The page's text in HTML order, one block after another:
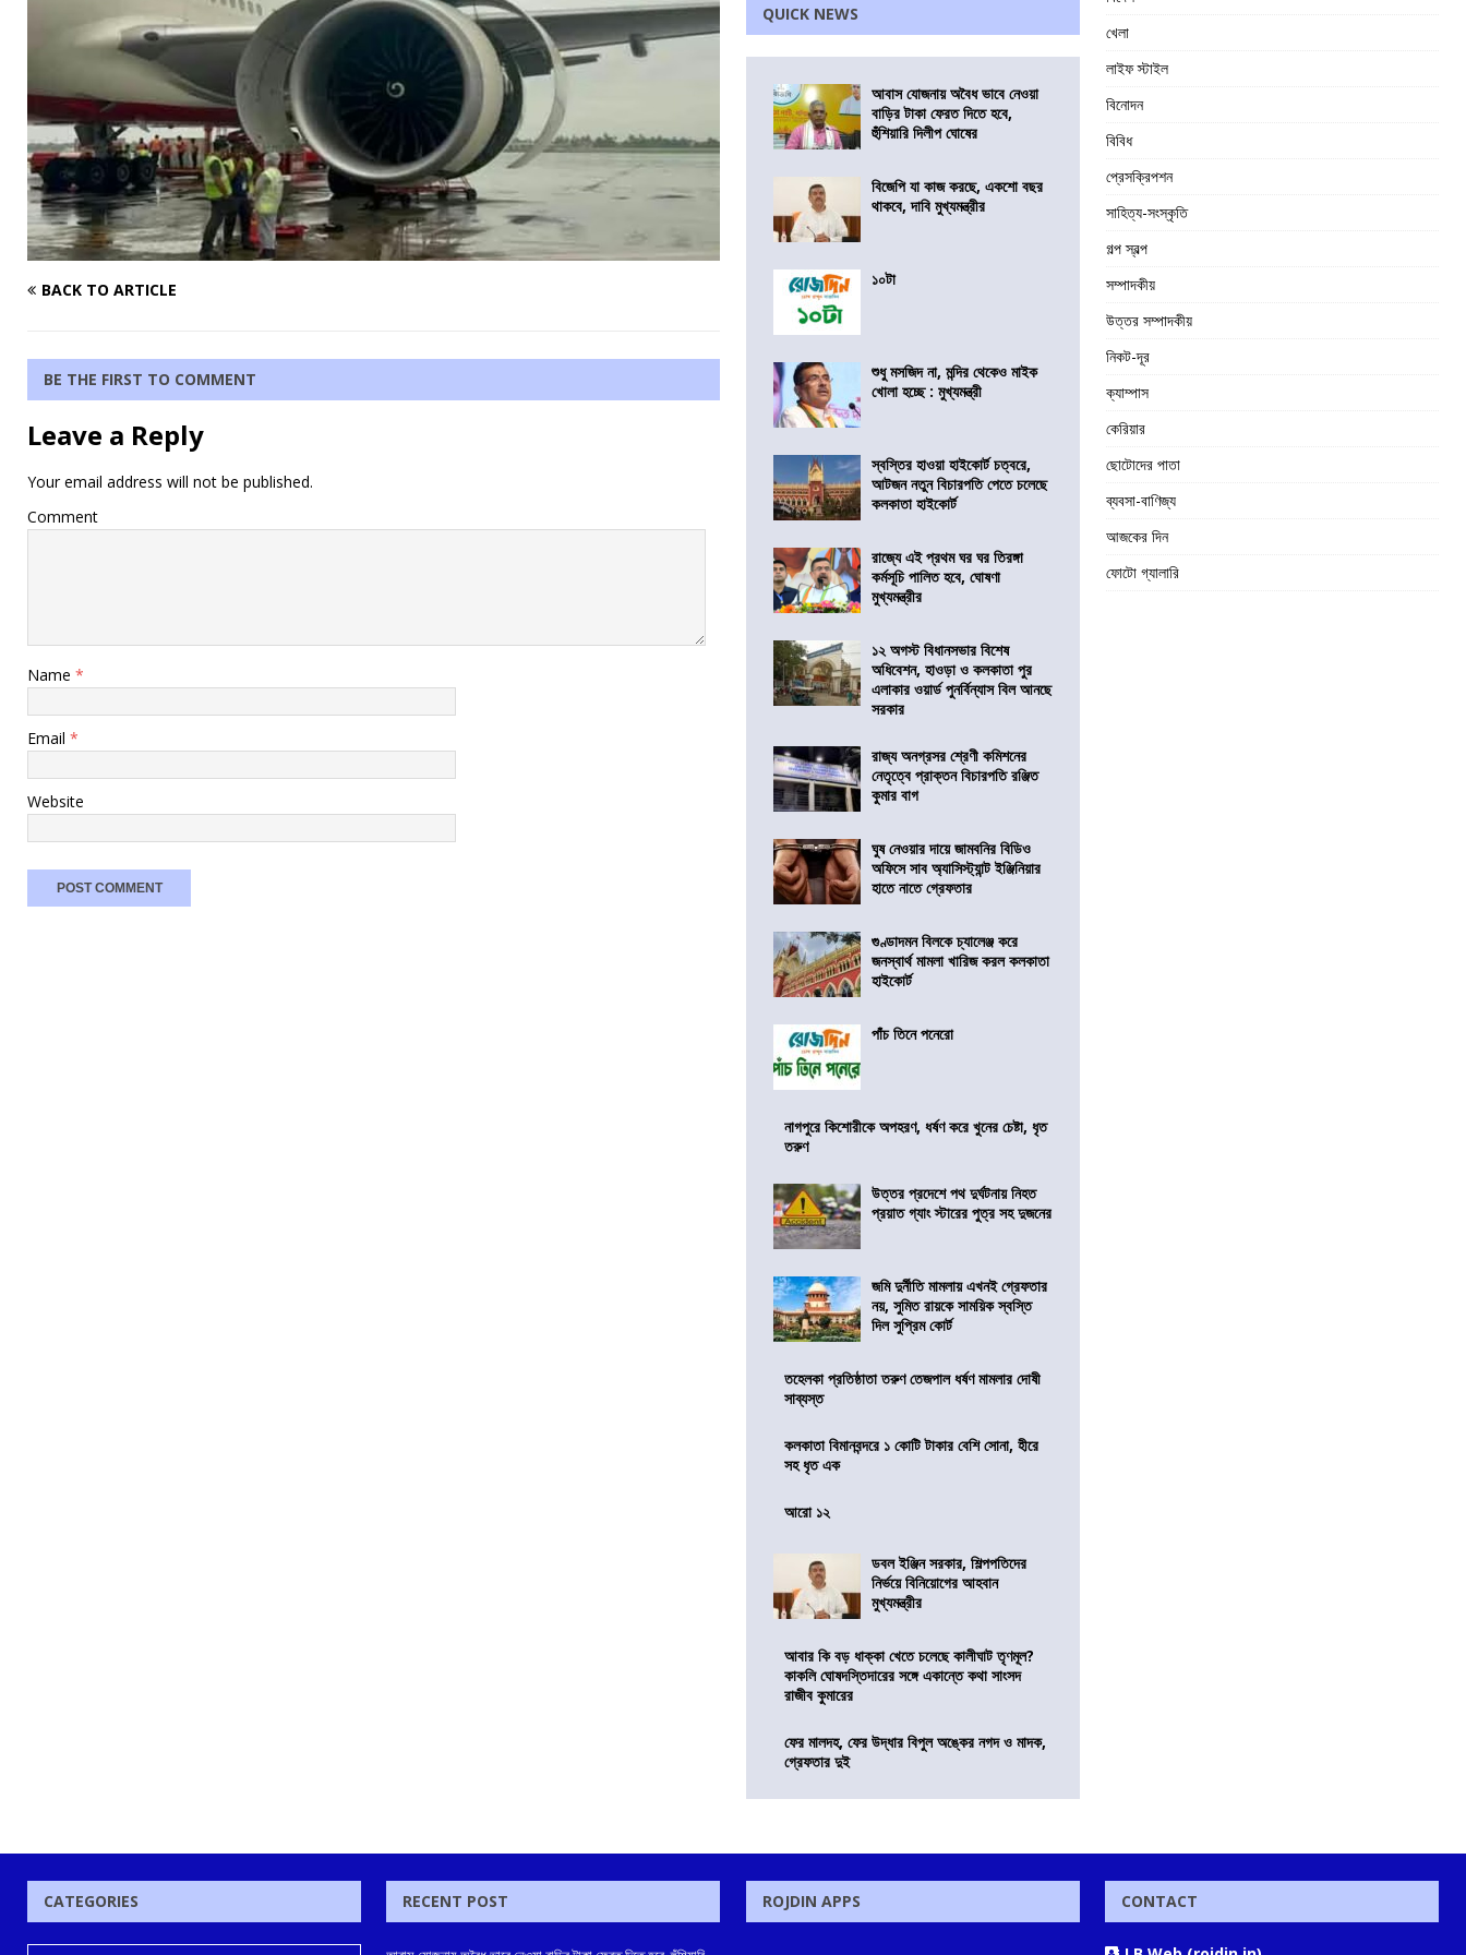
BACK TO ARTICLE
BE THE FIRST TO COMMENT
Leave a Reply
Your email address will not be published.
Comment
Name *
Email *
Website
QUICK NEWS
আবাস যোজনায় অবৈধ ভাবে নেওয়া
বাড়ির টাকা ফেরত দিতে হবে,
হুঁশিয়ারি দিলীপ ঘোষের
বিজেপি যা কাজ করছে, একশো বছর
থাকবে, দাবি মুখ্যমন্ত্রীর
১০টা
শুধু মসজিদ না, মন্দির থেকেও মাইক
খোলা হচ্ছে : মুখ্যমন্ত্রী
স্বস্তির হাওয়া হাইকোর্ট চত্বরে,
আটজন নতুন বিচারপতি পেতে চলেছে
কলকাতা হাইকোর্ট
রাজ্যে এই প্রথম ঘর ঘর তিরঙ্গা
কর্মসূচি পালিত হবে, ঘোষণা
মুখ্যমন্ত্রীর
১২ অগস্ট বিধানসভার বিশেষ
অধিবেশন, হাওড়া ও কলকাতা পুর
এলাকার ওয়ার্ড পুনর্বিন্যাস বিল আনছে
সরকার
রাজ্য অনগ্রসর শ্রেণী কমিশনের
নেতৃত্বে প্রাক্তন বিচারপতি রঞ্জিত
কুমার বাগ
ঘুষ নেওয়ার দায়ে জামবনির বিডিও
অফিসে সাব অ্যাসিস্ট্যান্ট ইঞ্জিনিয়ার
হাতে নাতে গ্রেফতার
গুণ্ডাদমন বিলকে চ্যালেঞ্জ করে
জনস্বার্থ মামলা খারিজ করল কলকাতা
হাইকোর্ট
পাঁচ তিনে পনেরো
নাগপুরে কিশোরীকে অপহরণ, ধর্ষণ করে খুনের চেষ্টা, ধৃত
তরুণ
উত্তর প্রদেশে পথ দুর্ঘটনায় নিহত
প্রয়াত গ্যাং স্টারের পুত্র সহ দুজনের
জমি দুর্নীতি মামলায় এখনই গ্রেফতার
নয়, সুমিত রায়কে সাময়িক স্বস্তি
দিল সুপ্রিম কোর্ট
তহেলকা প্রতিষ্ঠাতা তরুণ তেজপাল ধর্ষণ মামলার দোষী
সাব্যস্ত
কলকাতা বিমানবন্দরে ১ কোটি টাকার বেশি সোনা, হীরে
সহ ধৃত এক
আরো ১২
ডবল ইঞ্জিন সরকার, শিল্পপতিদের
নির্ভয়ে বিনিয়োগের আহবান
মুখ্যমন্ত্রীর
আবার কি বড় ধাক্কা খেতে চলেছে কালীঘাট তৃণমূল?
কাকলি ঘোষদস্তিদারের সঙ্গে একান্তে কথা সাংসদ
রাজীব কুমারের
ফের মালদহ, ফের উদ্ধার বিপুল অঙ্কের নগদ ও মাদক,
গ্রেফতার দুই
খেলা
লাইফ স্টাইল
বিনোদন
বিবিধ
প্রেসক্রিপশন
সাহিত্য-সংস্কৃতি
গল্প স্বল্প
সম্পাদকীয়
উত্তর সম্পাদকীয়
নিকট-দূর
ক্যাম্পাস
কেরিয়ার
ছোটোদের পাতা
ব্যবসা-বাণিজ্য
আজকের দিন
ফোটো গ্যালারি
CATEGORIES RECENT POST ROJDIN APPS CONTACT